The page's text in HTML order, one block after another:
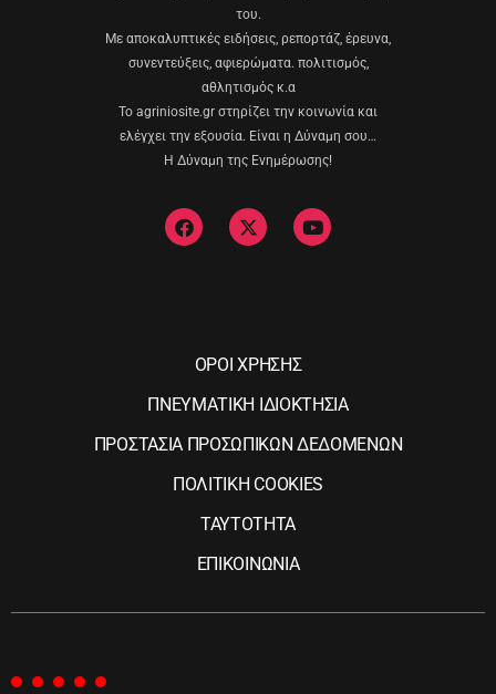
του.
Με αποκαλυπτικές ειδήσεις, ρεπορτάζ, έρευνα,
συνεντεύξεις, αφιερώματα. πολιτισμός,
αθλητισμός κ.α
Το agriniosite.gr στηρίζει την κοινωνία και
ελέγχει την εξουσία. Είναι η Δύναμη σου…
Η Δύναμη της Ενημέρωσης!
ΟΡΟΙ ΧΡΗΣΗΣ
ΠΝΕΥΜΑΤΙΚΗ ΙΔΙΟΚΤΗΣΙΑ
ΠΡΟΣΤΑΣΙΑ ΠΡΟΣΩΠΙΚΩΝ ΔΕΔΟΜΕΝΩΝ
ΠΟΛΙΤΙΚΗ COOKIES
ΤΑΥΤΟΤΗΤΑ
ΕΠΙΚΟΙΝΩΝΙΑ